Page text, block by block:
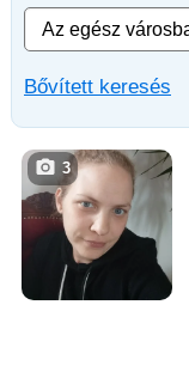
Bővített keresés
3